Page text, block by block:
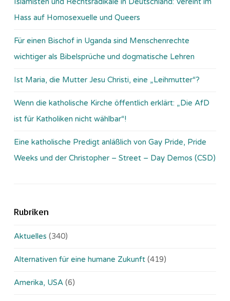
Hass auf Homosexuelle und Queers
Für einen Bischof in Uganda sind Menschenrechte
wichtiger als Bibelsprüche und dogmatische Lehren
Ist Maria, die Mutter Jesu Christi, eine „Leihmutter“?
Wenn die katholische Kirche öffentlich erklärt: „Die AfD
ist für Katholiken nicht wählbar“!
Eine katholische Predigt anläßlich von Gay Pride, Pride
Weeks und der Christopher – Street – Day Demos (CSD)
Rubriken
Aktuelles (340)
Alternativen für eine humane Zukunft (419)
Amerika, USA (6)